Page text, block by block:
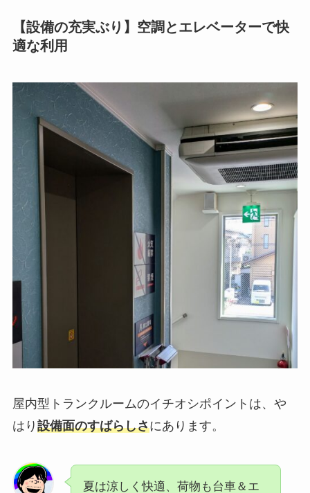
【設備の充実ぶり】空調とエレベーターで快
適な利用
屋内型トランクルームのイチオシポイントは、や
はり 設備面のすばらしさにあります。
夏は涼しく快適、荷物も台車＆エ